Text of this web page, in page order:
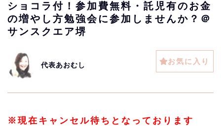
ショコラ付！参加費無料・託児有のお金
の増やし方勉強会に参加しませんか？＠
サンスクエア堺
代表あおむし お気に入り
※現在キャンセル待ちとなっております